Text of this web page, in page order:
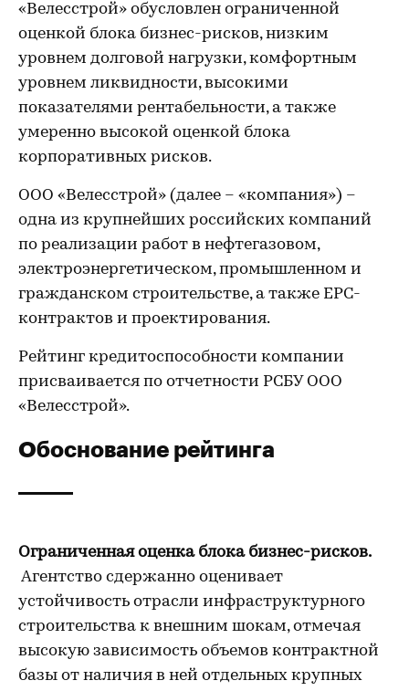
«Велесстрой» обусловлен ограниченной
оценкой блока бизнес-рисков, низким
уровнем долговой нагрузки, комфортным
уровнем ликвидности, высокими
показателями рентабельности, а также
умеренно высокой оценкой блока
корпоративных рисков.
ООО «Велесстрой» (далее – «компания») –
одна из крупнейших российских компаний
по реализации работ в нефтегазовом,
электроэнергетическом, промышленном и
гражданском строительстве, а также EPC-
контрактов и проектирования.
Рейтинг кредитоспособности компании
присваивается по отчетности РСБУ ООО
«Велесстрой».
Обоснование рейтинга
Ограниченная оценка блока бизнес-рисков.
Агентство сдержанно оценивает
устойчивость отрасли инфраструктурного
строительства к внешним шокам, отмечая
высокую зависимость объемов контрактной
базы от наличия в ней отдельных крупных